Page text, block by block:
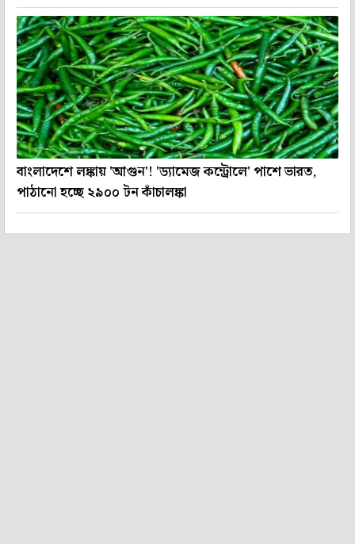
বাংলাদেশে লঙ্কায় 'আগুন'! 'ড্যামেজ কন্ট্রোলে' পাশে ভারত,
পাঠানো হচ্ছে ২৯০০ টন কাঁচালঙ্কা